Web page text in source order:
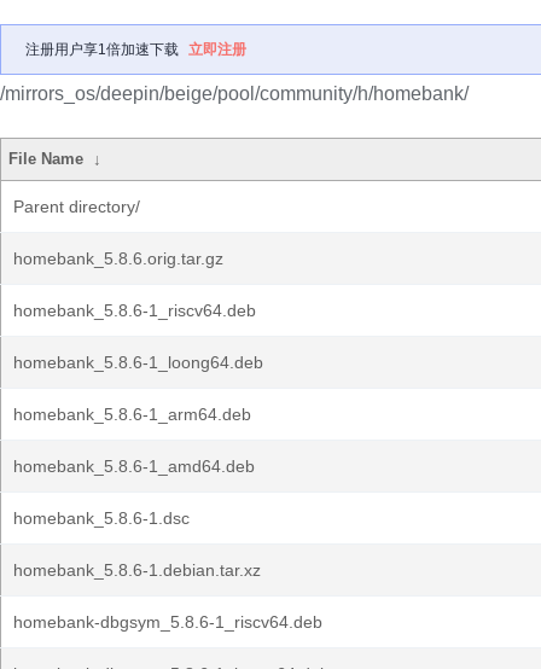
注册用户享1倍加速下载 立即注册
/mirrors_os/deepin/beige/pool/community/h/homebank/
File Name ↓
Parent directory/
homebank_5.8.6.orig.tar.gz
homebank_5.8.6-1_riscv64.deb
homebank_5.8.6-1_loong64.deb
homebank_5.8.6-1_arm64.deb
homebank_5.8.6-1_amd64.deb
homebank_5.8.6-1.dsc
homebank_5.8.6-1.debian.tar.xz
homebank-dbgsym_5.8.6-1_riscv64.deb